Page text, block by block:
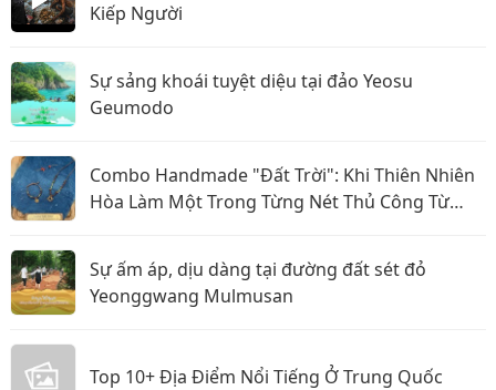
Kiếp Người
Sự sảng khoái tuyệt diệu tại đảo Yeosu
Geumodo
Combo Handmade "Đất Trời": Khi Thiên Nhiên
Hòa Làm Một Trong Từng Nét Thủ Công Từ
Sự ấm áp, dịu dàng tại đường đất sét đỏ
Yeonggwang Mulmusan
Top 10+ Địa Điểm Nổi Tiếng Ở Trung Quốc